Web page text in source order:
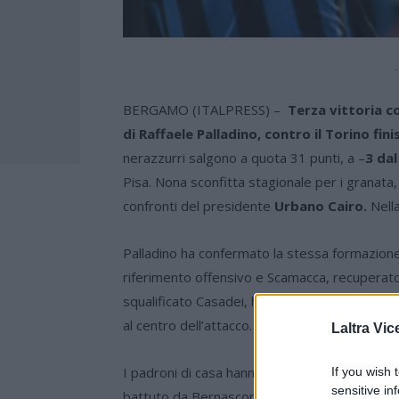
Laltra
If you wish
sensitive
BERGAMO (ITALPRESS) – Terza vittoria
di Raffaele Palladino, contro il Torino
nerazzurri salgono a quota 31 punti, a –3
Pisa. Nona sconfitta stagionale per i
confronti del presidente Urbano Cairo.
Palladino ha confermato la stessa
riferimento offensivo e Scamacca,
squalificato Casadei, ha schierato un
al centro dell’attacco.
I padroni di casa hanno sfruttato la prima